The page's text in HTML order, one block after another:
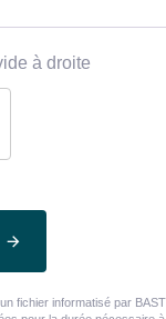
à droite
fichier informatisé par